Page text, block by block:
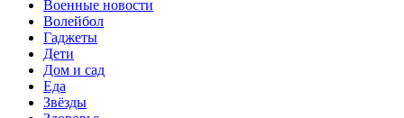
Военные новости
Волейбол
Гаджеты
Дети
Дом и сад
Еда
Звёзды